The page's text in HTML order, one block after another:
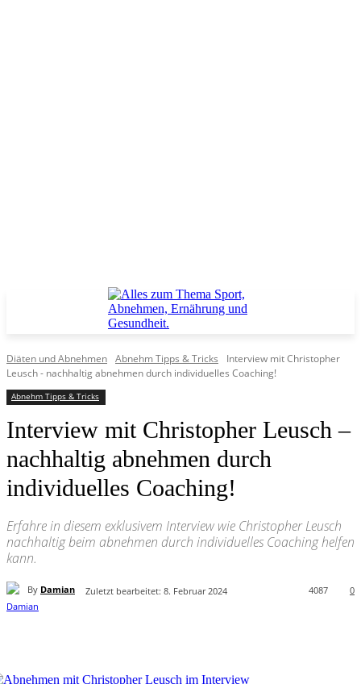
Diäten und Abnehmen Abnehm Tipps & Tricks
Interview mit Christopher
Leusch - nachhaltig abnehmen durch individuelles Coaching!
Abnehm Tipps & Tricks
Interview mit Christopher Leusch –
nachhaltig abnehmen durch
individuelles Coaching!
Erfahre in diesem exklusivem Interview wie Christopher Leusch
nachhaltig beim abnehmen durch individuelles Coaching helfen
kann.
By Damian Zuletzt bearbeitet: 8. Februar 2024 0
4087